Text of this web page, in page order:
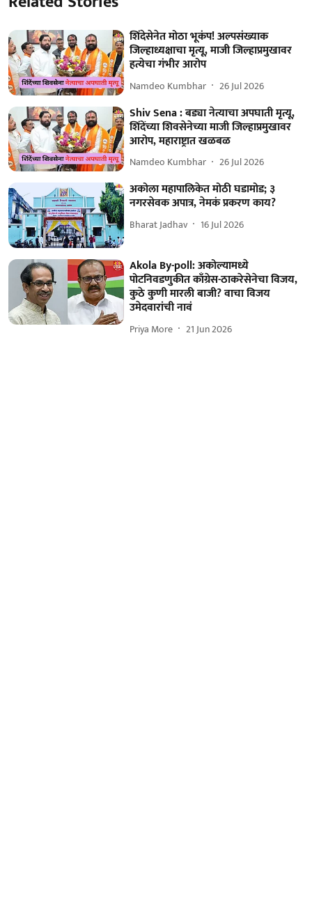
शिंदेसेनेत मोठा भूकंप! अल्पसंख्याक
जिल्हाध्यक्षाचा मृत्यू, माजी जिल्हाप्रमुखावर
हत्येचा गंभीर आरोप
Namdeo Kumbhar 26 Jul 2026
Shiv Sena : बड्या नेत्याचा अपघाती मृत्यू,
शिंदेंच्या शिवसेनेच्या माजी जिल्हाप्रमुखावर
आरोप, महाराष्ट्रात खळबळ
Namdeo Kumbhar 26 Jul 2026
अकोला महापालिकेत मोठी घडामोड; ३
नगरसेवक अपात्र, नेमकं प्रकरण काय?
Bharat Jadhav 16 Jul 2026
Akola By-poll: अकोल्यामध्ये
पोटनिवडणुकीत काँग्रेस-ठाकरेसेनेचा विजय,
कुठे कुणी मारली बाजी? वाचा विजय
उमेदवारांची नावं
Priya More 21 Jun 2026